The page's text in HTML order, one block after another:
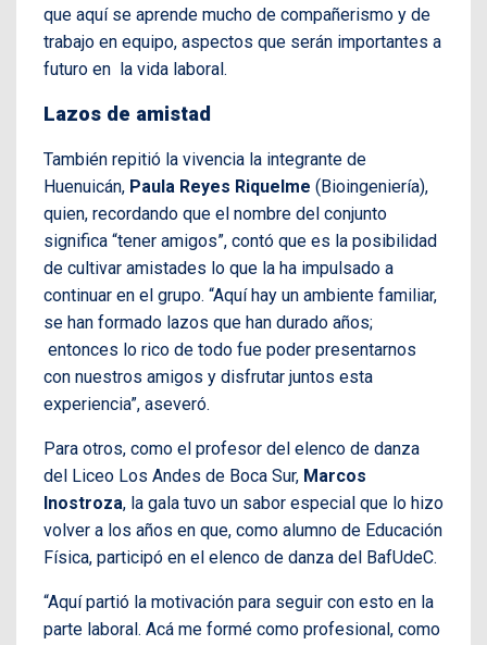
que aquí se aprende mucho de compañerismo y de
trabajo en equipo, aspectos que serán importantes a
futuro en la vida laboral.
Lazos de amistad
También repitió la vivencia la integrante de
Huenuicán, Paula Reyes Riquelme (Bioingeniería),
quien, recordando que el nombre del conjunto
significa “tener amigos”, contó que es la posibilidad
de cultivar amistades lo que la ha impulsado a
continuar en el grupo. “Aquí hay un ambiente familiar,
se han formado lazos que han durado años;
entonces lo rico de todo fue poder presentarnos
con nuestros amigos y disfrutar juntos esta
experiencia”, aseveró.
Para otros, como el profesor del elenco de danza
del Liceo Los Andes de Boca Sur, Marcos
Inostroza, la gala tuvo un sabor especial que lo hizo
volver a los años en que, como alumno de Educación
Física, participó en el elenco de danza del BafUdeC.
“Aquí partió la motivación para seguir con esto en la
parte laboral. Acá me formé como profesional, como